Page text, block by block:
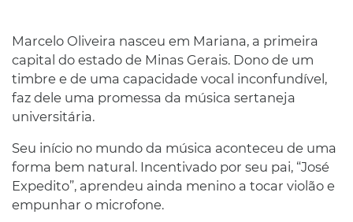
Marcelo Oliveira nasceu em Mariana, a primeira
capital do estado de Minas Gerais. Dono de um
timbre e de uma capacidade vocal inconfundível,
faz dele uma promessa da música sertaneja
universitária.
Seu início no mundo da música aconteceu de uma
forma bem natural. Incentivado por seu pai, “José
Expedito”, aprendeu ainda menino a tocar violão e
empunhar o microfone.